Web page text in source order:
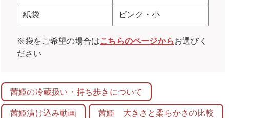
紙袋 ピンク・小
※袋をご希望の場合はこちらのページからお選びく
ださい
茜姫の冷蔵扱い・持ち歩きについて
茜姫漬け込み動画 茜姫 大きさと柔らかさの比較